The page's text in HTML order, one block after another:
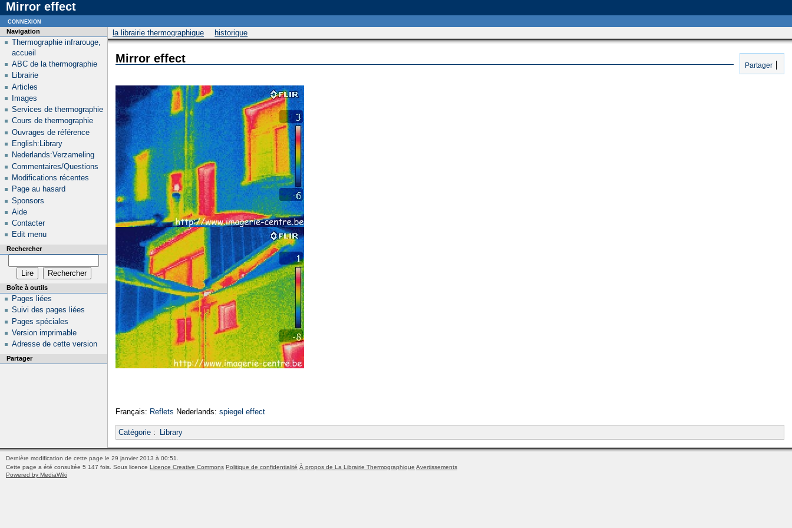
Mirror effect
la librairie thermographique historique
Partager
Mirror effect
Français: Reflets Nederlands: spiegel effect
Catégorie: Library
Navigation
Thermographie infrarouge,
accueil
ABC de la thermographie
Librairie
Articles
Images
Services de thermographie
Cours de thermographie
Ouvrages de référence
English:Library
Nederlands:Verzameling
Commentaires/Questions
Modifications récentes
Page au hasard
Sponsors
Aide
Contacter
Edit menu
Rechercher
Boîte à outils
Pages liées
Suivi des pages liées
Pages spéciales
Version imprimable
Adresse de cette version
Partager
connexion
Dernière modification de cette page le 29 janvier 2013 à 00:51.
Cette page a été consultée 5 147 fois. Sous licence Licence Creative Commons Politique de confidentialité À propos de La Librairie Thermographique Avertissements
Powered by MediaWiki